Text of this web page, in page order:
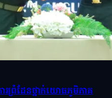
រព្រំដែនថ្នាក់យោធភូមិភាគ